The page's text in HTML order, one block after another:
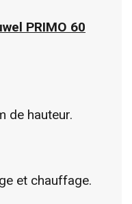
PRIMO 60
de hauteur.
et chauffage.